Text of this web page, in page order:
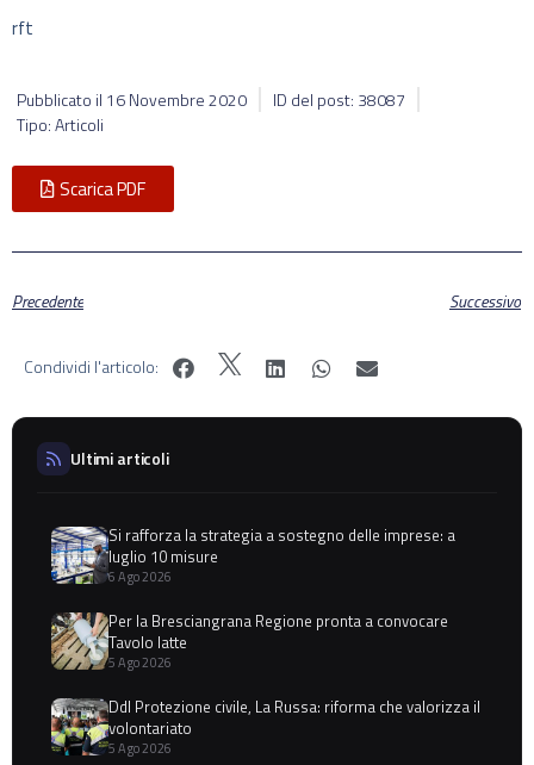
rft
Pubblicato il 16 Novembre 2020
ID del post: 38087
Tipo: Articoli
Scarica PDF
Precedente Successivo
Condividi l'articolo:
Ultimi articoli
Si rafforza la strategia a sostegno delle imprese: a
luglio 10 misure
6 Ago 2026
Per la Bresciangrana Regione pronta a convocare
Tavolo latte
5 Ago 2026
Ddl Protezione civile, La Russa: riforma che valorizza il
volontariato
5 Ago 2026